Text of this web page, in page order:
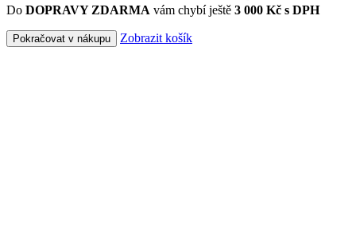
Do DOPRAVY ZDARMA vám chybí ještě 3 000 Kč s DPH
Pokračovat v nákupu Zobrazit košík